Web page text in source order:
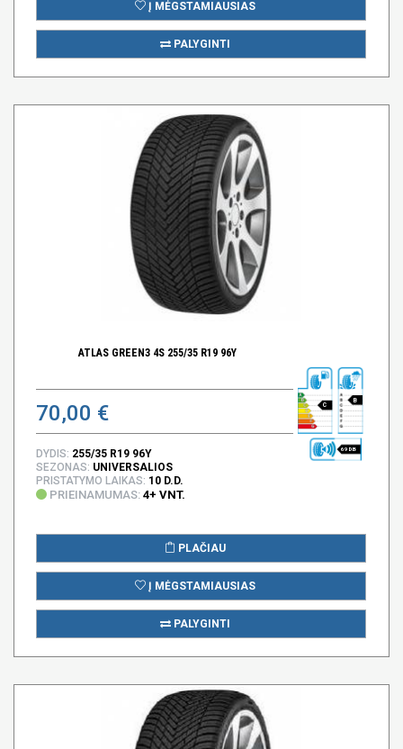
Į MĖGSTAMIAUSIAS
PALYGINTI
ATLAS GREEN3 4S 255/35 R19 96Y
70,00 € C
B
69 DB
DYDIS: 255/35 R19 96Y
SEZONAS: UNIVERSALIOS
PRISTATYMO LAIKAS: 10 D.D.
PRIEINAMUMAS: 4+ VNT.
PLAČIAU
Į MĖGSTAMIAUSIAS
PALYGINTI